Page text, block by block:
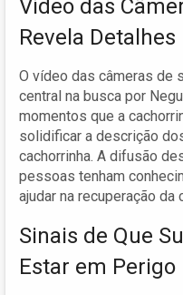
Vídeo das
Revela Detalhes
O vídeo das câmeras de
central na busca por
momentos que a
solidificar a descrição
cachorrinha. A difusão
pessoas tenham
ajudar na recuperação da
Sinais de Que
Estar em Perigo